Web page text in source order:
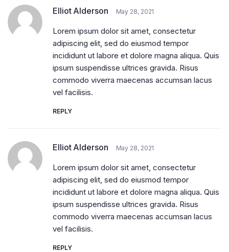
Elliot Alderson May 28, 2021
Lorem ipsum dolor sit amet, consectetur
adipiscing elit, sed do eiusmod tempor
incididunt ut labore et dolore magna aliqua. Quis
ipsum suspendisse ultrices gravida. Risus
commodo viverra maecenas accumsan lacus
vel facilisis.
REPLY
Elliot Alderson May 28, 2021
Lorem ipsum dolor sit amet, consectetur
adipiscing elit, sed do eiusmod tempor
incididunt ut labore et dolore magna aliqua. Quis
ipsum suspendisse ultrices gravida. Risus
commodo viverra maecenas accumsan lacus
vel facilisis.
REPLY